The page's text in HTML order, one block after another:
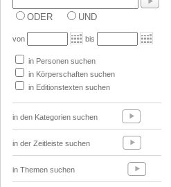
ODER UND
von bis
in Personen suchen
in Körperschaften suchen
in Editionstexten suchen
in den Kategorien suchen
in der Zeitleiste suchen
in Themen suchen